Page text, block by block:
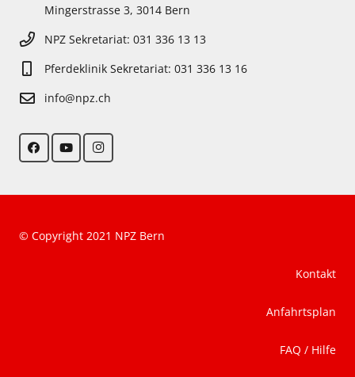
Mingerstrasse 3, 3014 Bern
NPZ Sekretariat: 031 336 13 13
Pferdeklinik Sekretariat: 031 336 13 16
info@npz.ch
© Copyright 2021 NPZ Bern
Kontakt
Anfahrtsplan
FAQ / Hilfe